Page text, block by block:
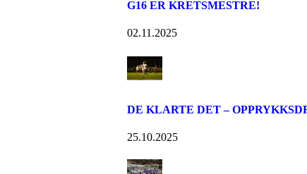
G16 ER KRETSMESTRE!
02.11.2025
DE KLARTE DET –
25.10.2025